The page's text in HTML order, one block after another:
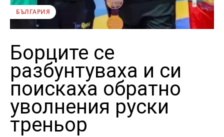
БЪЛГАРИЯ
Борците се
разбунтуваха и си
поискаха обратно
уволнения руски
треньор